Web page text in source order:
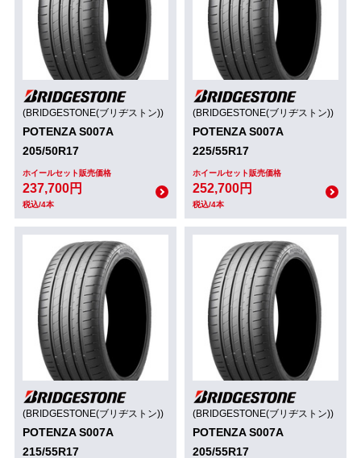
(BRIDGESTONE(ブリヂストン))
POTENZA S007A
205/50R17
ホイールセット販売価格
237,700円
税込/4本
(BRIDGESTONE(ブリヂストン))
POTENZA S007A
225/55R17
ホイールセット販売価格
252,700円
税込/4本
(BRIDGESTONE(ブリヂストン))
POTENZA S007A
215/55R17
(BRIDGESTONE(ブリヂストン))
POTENZA S007A
205/55R17